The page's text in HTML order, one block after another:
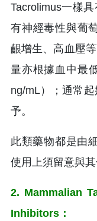
Tacrolimus一樣
有神經毒性與葡
齦增生、高血壓
量亦根據血中最
ng/mL）；通常
予。
此類藥物都是由
使用上須留意與其
2. Mammalian
Inhibitors：